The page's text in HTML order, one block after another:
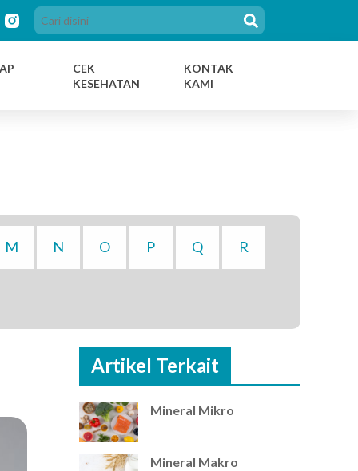
CEK
KESEHATAN
KONTAK
KAMI
M N O P Q R
Artikel Terkait
Mineral Mikro
Mineral Makro